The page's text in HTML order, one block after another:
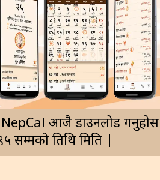
NepCal आजै डाउनलोड गर्नुहोस
सम्मको तिथि मिति |